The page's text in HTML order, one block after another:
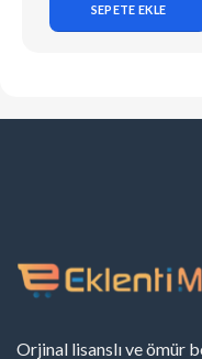
SEPETE EKLE
Orjinal lisanslı ve ömür